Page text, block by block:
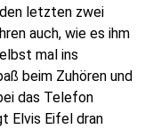
letzten zwei
auch, wie es ihm
mal ins
beim Zuhören und
das Telefon
Elvis Eifel dran